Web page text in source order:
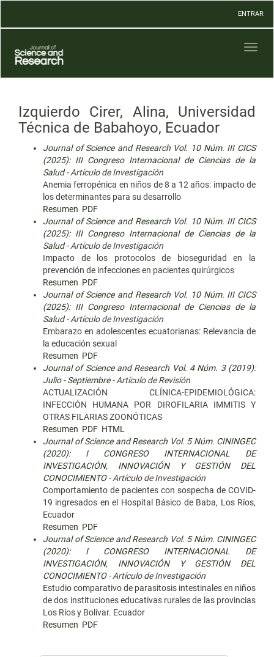
Contenido
Barra
lateral
ENTRAR
Izquierdo Cirer, Alina, Universidad
Técnica de Babahoyo, Ecuador
Journal of Science and Research Vol. 10 Núm. III CICS
(2025): III Congreso Internacional de Ciencias de la
Salud- Artículo de Investigación
Anemia ferropénica en niños de 8 a 12 años: impacto de
los determinantes para su desarrollo
Resumen PDF
Journal of Science and Research Vol. 10 Núm. III CICS
(2025): III Congreso Internacional de Ciencias de la
Salud- Artículo de Investigación
Impacto de los protocolos de bioseguridad en la
prevención de infecciones en pacientes quirúrgicos
Resumen PDF
Journal of Science and Research Vol. 10 Núm. III CICS
(2025): III Congreso Internacional de Ciencias de la
Salud- Artículo de Investigación
Embarazo en adolescentes ecuatorianas: Relevancia de
la educación sexual
Resumen PDF
Journal of Science and Research Vol. 4 Núm. 3 (2019):
Julio - Septiembre- Artículo de Revisión
ACTUALIZACIÓN CLÍNICA-EPIDEMIOLÓGICA:
INFECCIÓN HUMANA POR DIROFILARIA IMMITIS Y
OTRAS FILARIAS ZOONÓTICAS
Resumen PDF HTML
Journal of Science and Research Vol. 5 Núm. CININGEC
(2020): I CONGRESO INTERNACIONAL DE
INVESTIGACIÓN, INNOVACIÓN Y GESTIÓN DEL
CONOCIMIENTO- Artículo de Investigación
Comportamiento de pacientes con sospecha de COVID-
19 ingresados en el Hospital Básico de Baba, Los Ríos,
Ecuador
Resumen PDF
Journal of Science and Research Vol. 5 Núm. CININGEC
(2020): I CONGRESO INTERNACIONAL DE
INVESTIGACIÓN, INNOVACIÓN Y GESTIÓN DEL
CONOCIMIENTO- Artículo de Investigación
Estudio comparativo de parasitosis intestinales en niños
de dos instituciones educativas rurales de las provincias
Los Ríos y Bolívar. Ecuador
Resumen PDF